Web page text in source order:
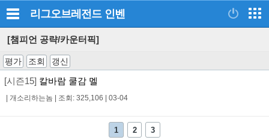
리그오브레전드 인벤
[챔피언 공략/카운터픽]
평가 조회 갱신
[시즌15] 칼바람 쿨감 멜
개소리하는놈 조회: 325,106 03-04
1 2 3